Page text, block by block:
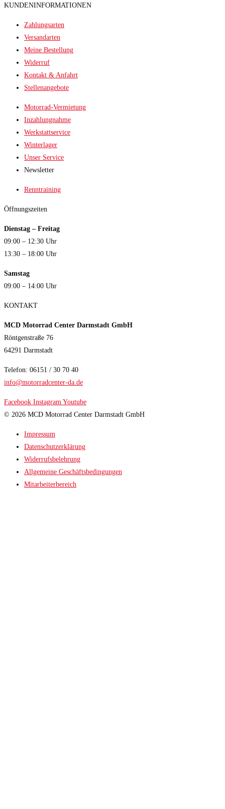
KUNDENINFORMATIONEN
Zahlungsarten
Versandarten
Meine Bestellung
Widerruf
Kontakt & Anfahrt
Stellenangebote
Motorrad-Vermietung
Inzahlungnahme
Werkstattservice
Winterlager
Unser Service
Newsletter
Renntraining
Öffnungszeiten
Dienstag – Freitag
09:00 – 12:30 Uhr
13:30 – 18:00 Uhr
Samstag
09:00 – 14:00 Uhr
KONTAKT
MCD Motorrad Center Darmstadt GmbH
Röntgenstraße 76
64291 Darmstadt
Telefon: 06151 / 30 70 40
info@motorradcenter-da.de
Facebook Instagram Youtube
© 2026 MCD Motorrad Center Darmstadt GmbH
Impressum
Datenschutzerklärung
Widerrufsbelehrung
Allgemeine Geschäftsbedingungen
Mitarbeiterbereich